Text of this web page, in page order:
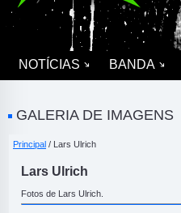
NOTÍCIAS BANDA
GALERIA DE IMAGENS
Principal / Lars Ulrich
Lars Ulrich
Fotos de Lars Ulrich.